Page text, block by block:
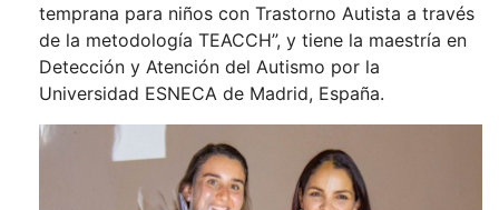
temprana para niños con Trastorno Autista a través
de la metodología TEACCH”, y tiene la maestría en
Detección y Atención del Autismo por la
Universidad ESNECA de Madrid, España.